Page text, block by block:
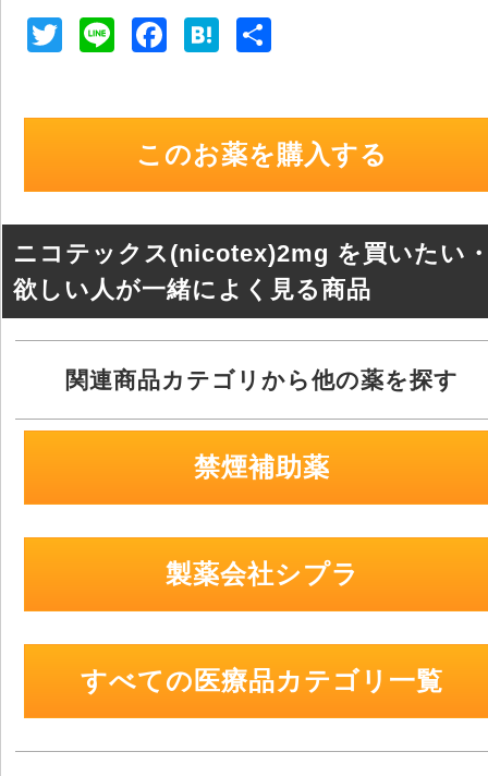
T
Li
e
b
o
k
H
n
a
このお薬を購入する
ニコテックス(nicotex)2mg を買いたい
欲しい人が一緒によく見る商品
関連商品カテゴリから他の薬を探す
禁煙補助薬
製薬会社シプラ
すべての医療品カテゴリ一覧